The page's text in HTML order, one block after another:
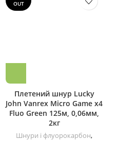
OUT
Плетений шнур Lucky
John Vanrex Micro Game х4
Fluo Green 125м, 0,06мм,
2кг
Шнури і флуорокарбон,